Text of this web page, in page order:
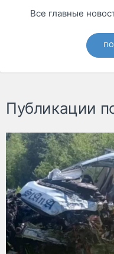
Все главные
Публикации